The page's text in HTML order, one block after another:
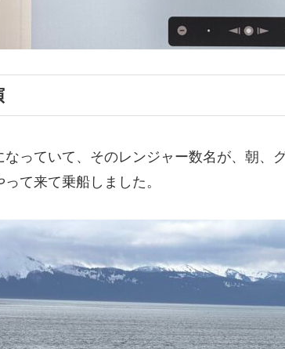
っていて、そのレンジャー数名が、朝、
て来て乗船しました。